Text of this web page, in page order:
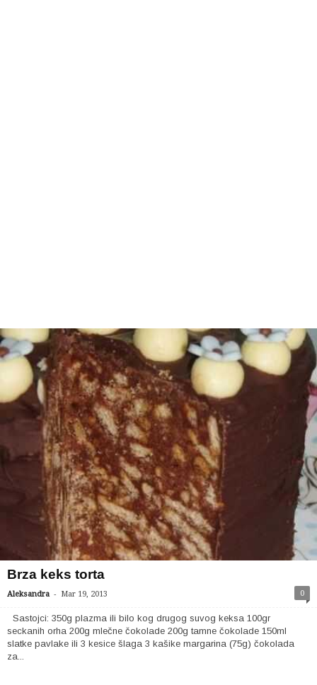
Brza keks torta
Aleksandra - Mar 19, 2013 0
Sastojci: 350g plazma ili bilo kog drugog suvog keksa 100gr
seckanih orha 200g mlečne čokolade 200g tamne čokolade 150ml
slatke pavlake ili 3 kesice šlaga 3 kašike margarina (75g) čokolada
za...